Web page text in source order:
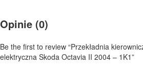
Opinie (0)
Be the first to review “Przekładnia
elektryczna Skoda Octavia II 2004 – 1K1”